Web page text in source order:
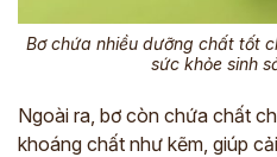
Bơ chứa nhiều dưỡng chất tốt
sức khỏe sinh
Ngoài ra, bơ còn chứa chất
khoáng chất như kẽm, giúp